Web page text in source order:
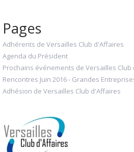
Pages
Adhérents de Versailles Club d'Affaires
Agenda du Président
Prochains événements de Versailles Club
Rencontres Juin 2016 - Grandes
Adhésion de Versailles Club d'Affaires